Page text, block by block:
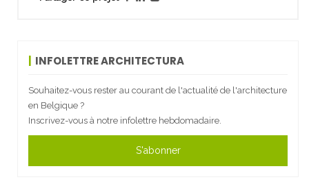
INFOLETTRE ARCHITECTURA
Souhaitez-vous rester au courant de l'actualité de l'architecture
en Belgique ?
Inscrivez-vous à notre infolettre hebdomadaire.
S'abonner